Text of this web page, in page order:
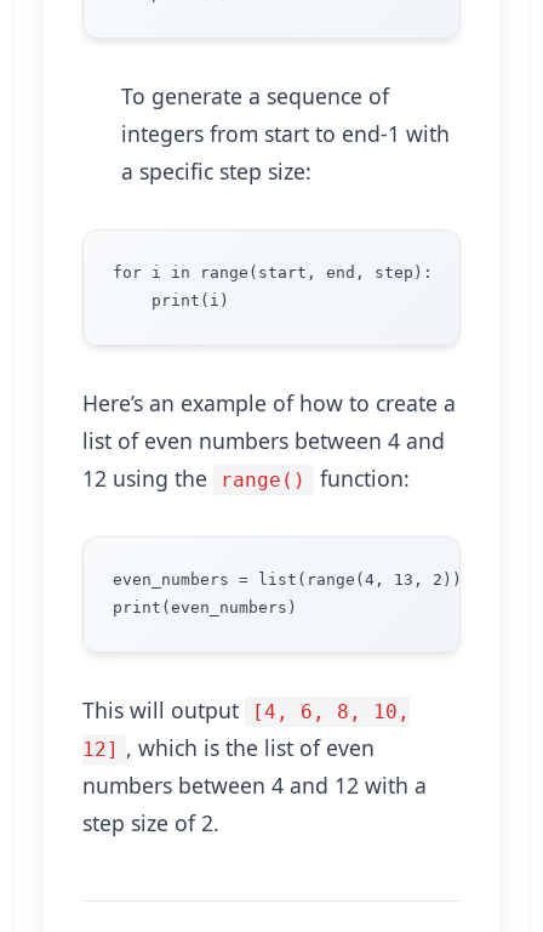
To generate a sequence of
integers from start to end-1 with
a specific step size:
for i in range(start, end, step):
Here’s an example of how to create a
list of even numbers between 4 and
12 using the
range() function:
even_numbers = list(range(4, 13, 2))
This will output
[4, 6, 8, 10,
12] , which is the list of even
numbers between 4 and 12 with a
step size of 2.